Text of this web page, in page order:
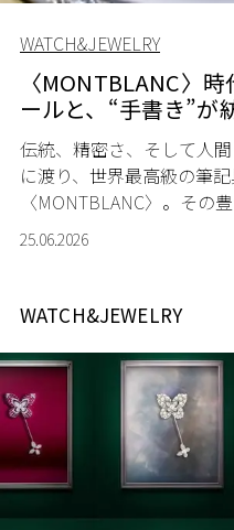
WATCH&JEWELRY
〈MONTBLANC〉
ールと、“手書き”が
伝統、精密さ、そして人
に渡り、世界最高級の筆
〈MONTBLANC〉。その
ーマンたちが語ってくれた
25.06.2026
WATCH&JEWELRY